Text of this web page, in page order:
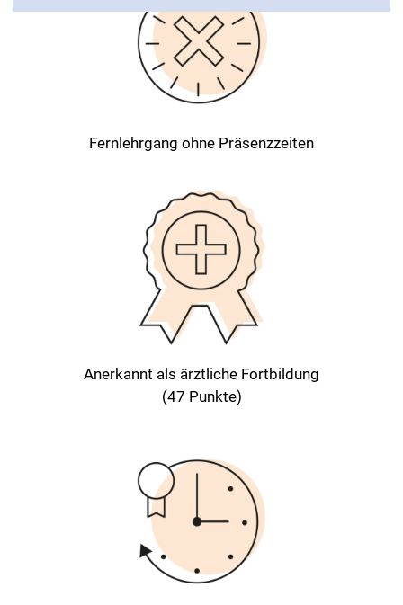
Fernlehrgang ohne Präsenzzeiten
Anerkannt als ärztliche Fortbildung
(47 Punkte)